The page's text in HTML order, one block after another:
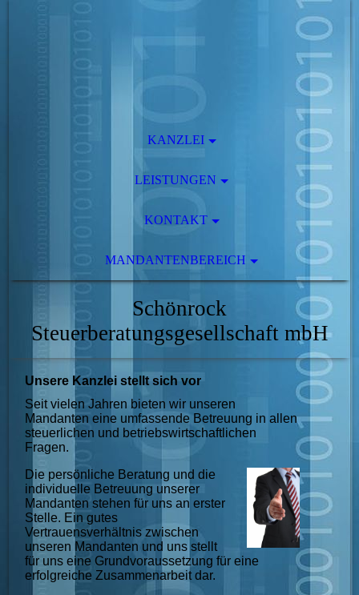
KANZLEI
LEISTUNGEN
KONTAKT
MANDANTENBEREICH
Schönrock
Steuerberatungsgesellschaft mbH
Unsere Kanzlei stellt sich vor
Seit vielen Jahren bieten wir unseren
Mandanten eine umfassende Betreuung in allen
steuerlichen und betriebswirtschaftlichen
Fragen.
Die persönliche Beratung und die
individuelle Betreuung unserer
Mandanten stehen für uns an erster
Stelle. Ein gutes
Vertrauensverhältnis zwischen
unseren Mandanten und uns stellt
für uns eine Grundvoraussetzung für eine
erfolgreiche Zusammenarbeit dar.